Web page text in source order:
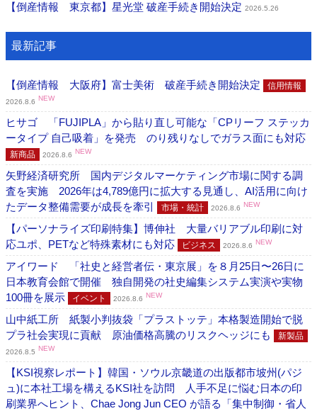
【倒産情報 東京都】星光堂 破産手続き開始決定 2026.5.26
最新記事
【倒産情報 大阪府】富士美術 破産手続き開始決定 信用情報
2026.8.6 NEW
ヒサゴ 「FUJIPLA」から貼り直し可能な「CPリーフ ステッカ
ータイプ 自己吸着」を発売 のり残りなしでガラス面にも対応
新商品 2026.8.6 NEW
矢野経済研究所 国内デジタルマーケティング市場に関する調
査を実施 2026年は4,789億円に拡大する見通し、AI活用に向け
たデータ整備需要が成長を牽引
市場・統計 2026.8.6 NEW
【パーソナライズ印刷特集】博伸社 大量バリアブル印刷に対
応ユポ、PETなど特殊素材にも対応
ビジネス 2026.8.6 NEW
アイワード 「社史と経営者伝・東京展」を８月25日〜26日に
日本教育会館で開催 独自開発の社史編集システム実演や実物
100冊を展示
イベント 2026.8.6 NEW
山中紙工所 紙製小判抜袋「プラストッテ」本格製造開始で脱
プラ社会実現に貢献 原油価格高騰のリスクヘッジにも
新製品
2026.8.5 NEW
【KSI視察レポート】韓国・ソウル京畿道の出版都市坡州(パジ
ュ)に本社工場を構えるKSI社を訪問 人手不足に悩む日本の印
刷業界へヒント、Chae Jong Jun CEO が語る「集中制御・省人